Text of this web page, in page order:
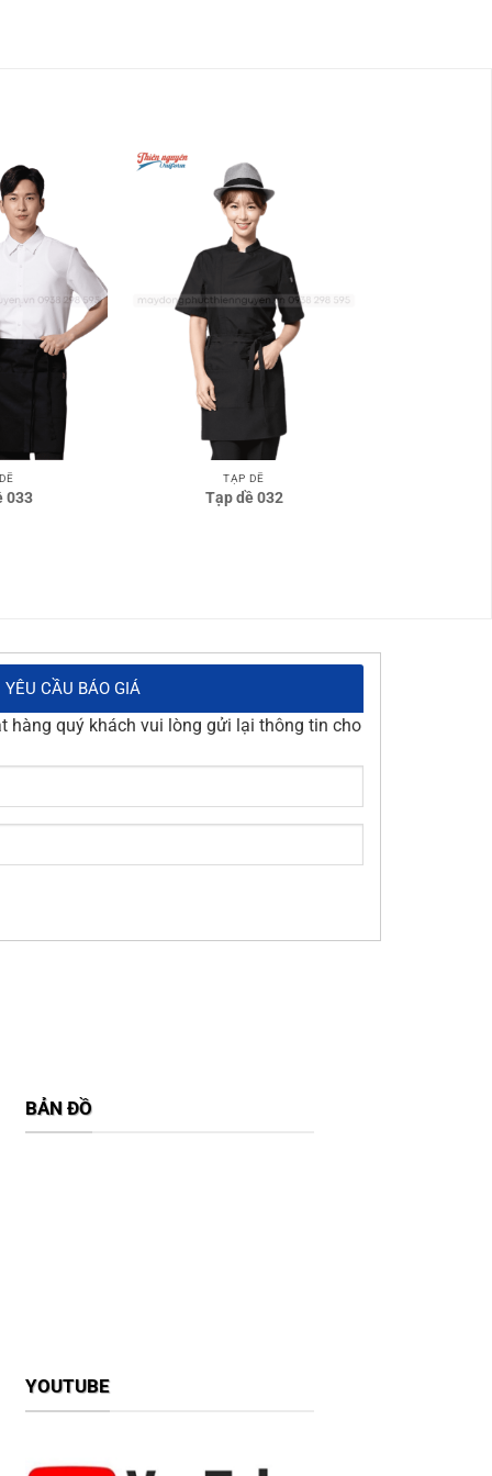
033
TẠP DỀ
Tạp dề 032
YÊU CẦU BÁO GIÁ
hàng quý khách vui lòng gửi lại thông tin cho
BẢN ĐỒ
YOUTUBE